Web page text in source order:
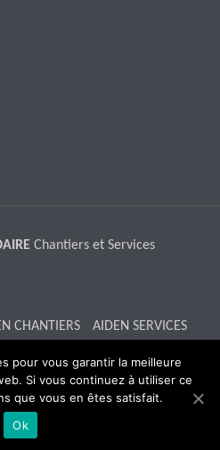
Chantiers et Services
CHANTIERS
AIDEN SERVICES
pour vous garantir la meilleure
Si vous continuez à utiliser ce
que vous en êtes satisfait.
Ok